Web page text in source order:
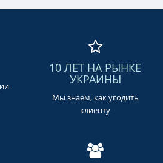
10 ЛЕТ НА РЫНКЕ
УКРАИНЫ
Мы знаем, как угодить
клиенту